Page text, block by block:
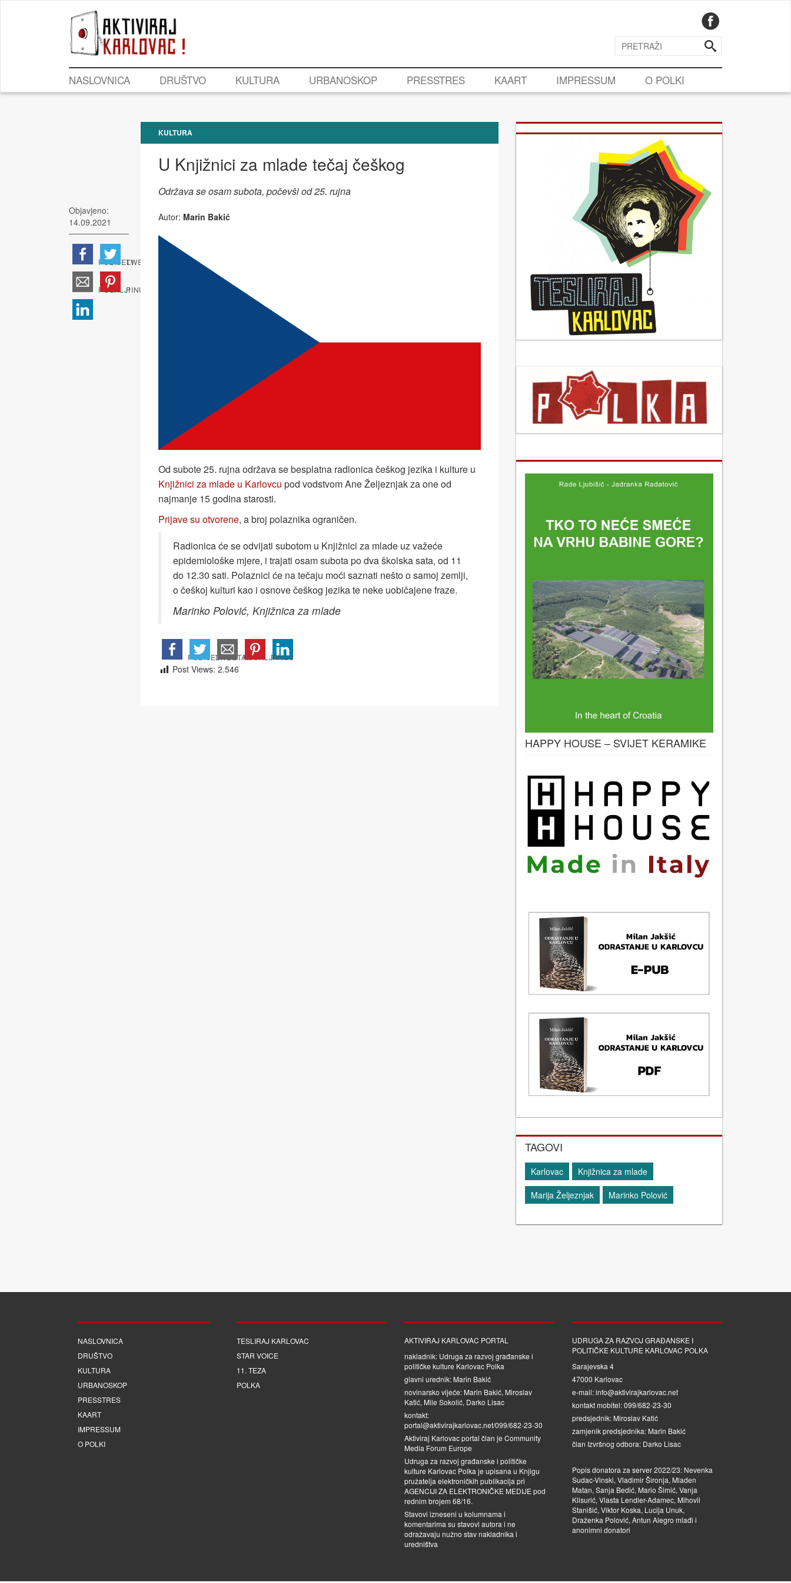
NASLOVNICA DRUŠTVO KULTURA URBANOSKOP PRESSTRES KAART IMPRESSUM O POLKI
Objavjeno:
14.09.2021
KULTURA
U Knjižnici za mlade tečaj češkog
Održava se osam subota, počevši od 25. rujna
Autor: Marin Bakić
Od subote 25. rujna održava se besplatna radionica češkog jezika i kulture u
Knjižnici za mlade u Karlovcu pod vodstvom Ane Željeznjak za one od
najmanje 15 godina starosti.
Prijave su otvorene, a broj polaznika ograničen.
Radionica će se odvijati subotom u Knjižnici za mlade uz važeće
epidemiološke mjere, i trajati osam subota po dva školska sata, od 11
do 12.30 sati. Polaznici će na tečaju moći saznati nešto o samoj zemlji,
o češkoj kulturi kao i osnove češkog jezika te neke uobičajene fraze.
Marinko Polović, Knjižnica za mlade
Post Views: 2.546
HAPPY HOUSE – SVIJET KERAMIKE
TAGOVI
Karlovac
Knjižnica za mlade
Marija Željeznjak
Marinko Polović
NASLOVNICA
DRUŠTVO
KULTURA
URBANOSKOP
PRESSTRES
KAART
IMPRESSUM
O POLKI
TESLIRAJ KARLOVAC
STAR VOICE
11. TEZA
POLKA
AKTIVIRAJ KARLOVAC PORTAL
nakladnik: Udruga za razvoj građanske i
političke kulture Karlovac Polka
glavni urednik: Marin Bakić
novinarsko vijeće: Marin Bakić, Miroslav
Katić, Mile Sokolić, Darko Lisac
kontakt:
portal@aktivirajkarlovac.net/099/682-23-30
Aktiviraj Karlovac portal član je Community
Media Forum Europe
Udruga za razvoj građanske i političke
kulture Karlovac Polka je upisana u Knjigu
pružatelja elektroničkih publikacija pri
AGENCIJI ZA ELEKTRONIČKE MEDIJEpod
rednim brojem 68/16.
Stavovi izneseni u kolumnama i
komentarima su stavovi autora i ne
odražavaju nužno stav nakladnika i
uredništva
UDRUGA ZA RAZVOJ GRAĐANSKE I
POLITIČKE KULTURE KARLOVAC POLKA
Sarajevska 4
47000 Karlovac
e-mail: info@aktivirajkarlovac.net
kontakt mobitel: 099/682-23-30
predsjednik: Miroslav Katić
zamjenik predsjednika: Marin Bakić
član Izvršnog odbora: Darko Lisac
Popis donatora za server 2022/23: Nevenka
Sudac-Vinski, Vladimir Šironja, Mladen
Matan, Sanja Bedić, Mario Šimić, Vanja
Klisurić, Vlasta Lendler-Adamec, Mihovil
Stanišić, Viktor Koska, Lucija Unuk,
Draženka Polović, Antun Alegro mlađi i
anonimni donatori